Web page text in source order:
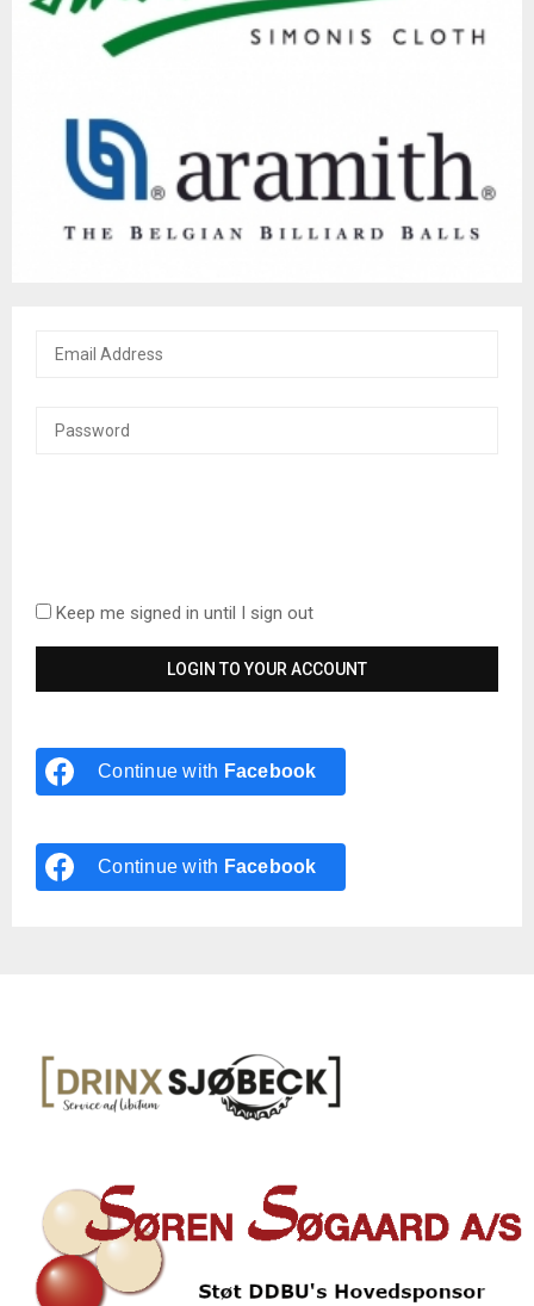
Keep me signed in until I sign out
Continue with Facebook
Continue with Facebook